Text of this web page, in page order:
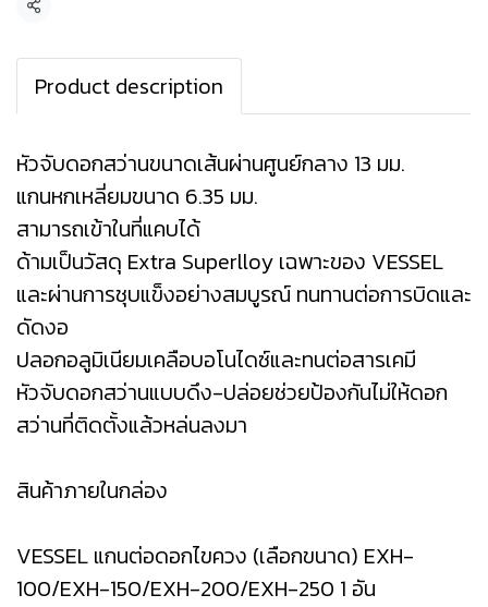
แชร์
Product description
หัวจับดอกสว่านขนาดเส้นผ่านศูนย์กลาง 13 มม.
แกนหกเหลี่ยมขนาด 6.35 มม.
สามารถเข้าในที่แคบได้
ด้ามเป็นวัสดุ Extra Superlloy เฉพาะของ VESSEL
และผ่านการชุบแข็งอย่างสมบูรณ์ ทนทานต่อการบิดและ
ดัดงอ
ปลอกอลูมิเนียมเคลือบอโนไดซ์และทนต่อสารเคมี
หัวจับดอกสว่านแบบดึง-ปล่อยช่วยป้องกันไม่ให้ดอก
สว่านที่ติดตั้งแล้วหล่นลงมา
สินค้าภายในกล่อง
VESSEL แกนต่อดอกไขควง (เลือกขนาด) EXH-
100/EXH-150/EXH-200/EXH-250 1 อัน